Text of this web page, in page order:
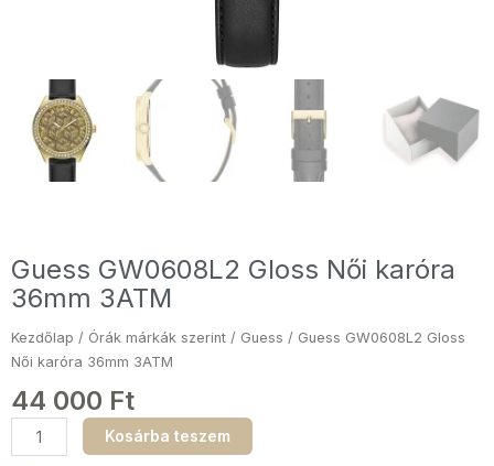
Guess GW0608L2 Gloss Női karóra
36mm 3ATM
Kezdőlap / Órák márkák szerint / Guess / Guess GW0608L2 Gloss
Női karóra 36mm 3ATM
44 000 Ft
Guess
GW0608L2
Kosárba teszem